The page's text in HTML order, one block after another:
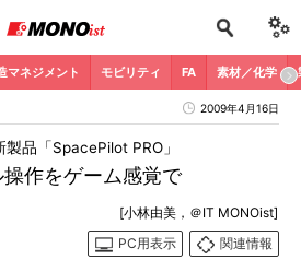
マネジメント モビリティ FA 素材／化学
2009年4月16日
作をゲーム感覚で
品「SpacePilot PRO」
[小林由美，＠IT MONOist]
PC用表示
関連情報